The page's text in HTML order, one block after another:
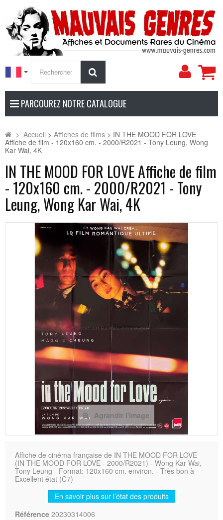
Mon
PARCOUREZ NOTRE CATALOGUE
> Accueil > Affiches de films > IN THE MOOD FOR LOVE
Affiche de film - 120x160 cm. - 2000/R2021 - Tony Leung, Wong
Kar Wai, 4K
IN THE MOOD FOR LOVE Affiche de film
- 120x160 cm. - 2000/R2021 - Tony
Leung, Wong Kar Wai, 4K
Agrandir l'image
Affiche de cinéma française de IN THE MOOD FOR LOVE
(IN THE MOOD FOR LOVE - 2000/R2021) - Wong Kar Wai,
Tony Leung - Format: 120x160 cm. environ. - Très bon à
Excellent état (C7)
En savoir plus sur l’état des produits
Référence 20230314006